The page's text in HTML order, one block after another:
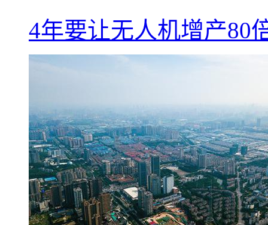
4年要让无人机增产80